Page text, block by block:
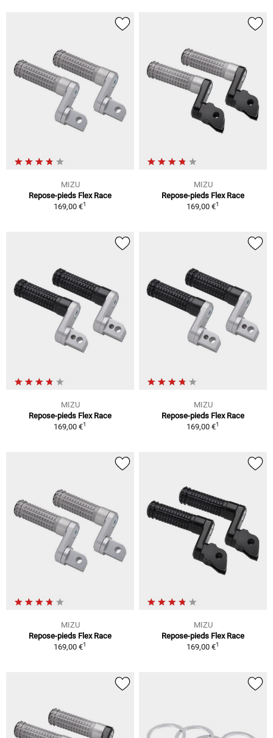
MIZU
Repose-pieds Flex Race
169,00 €1
MIZU
Repose-pieds Flex Race
169,00 €1
MIZU
Repose-pieds Flex Race
169,00 €1
MIZU
Repose-pieds Flex Race
169,00 €1
MIZU
Repose-pieds Flex Race
169,00 €1
MIZU
Repose-pieds Flex Race
169,00 €1